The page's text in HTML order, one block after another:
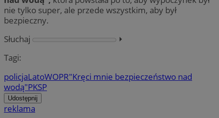
nie tylko super, ale przede wszystkim, aby był
bezpieczny.
Słuchaj
⏵︎
Tagi:
policjaLatoWOPR"Kręci mnie bezpieczeństwo nad
wodą"PKSP
Udostępnij
reklama